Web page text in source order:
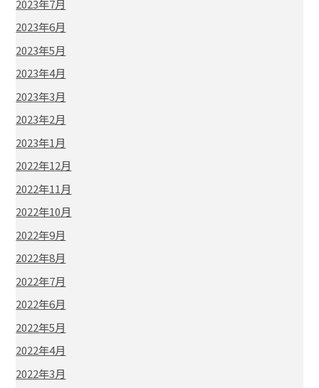
2023年7月
2023年6月
2023年5月
2023年4月
2023年3月
2023年2月
2023年1月
2022年12月
2022年11月
2022年10月
2022年9月
2022年8月
2022年7月
2022年6月
2022年5月
2022年4月
2022年3月